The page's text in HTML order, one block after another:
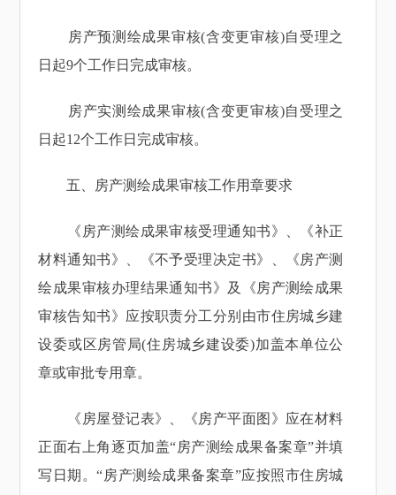
房产预测绘成果审核(含变更审核)自受理之
日起9个工作日完成审核。
房产实测绘成果审核(含变更审核)自受理之
日起12个工作日完成审核。
五、房产测绘成果审核工作用章要求
《房产测绘成果审核受理通知书》、《补正
材料通知书》、《不予受理决定书》、《房产测
绘成果审核办理结果通知书》及《房产测绘成果
审核告知书》应按职责分工分别由市住房城乡建
设委或区房管局(住房城乡建设委)加盖本单位公
章或审批专用章。
《房屋登记表》、《房产平面图》应在材料
正面右上角逐页加盖“房产测绘成果备案章”并填
写日期。“房产测绘成果备案章”应按照市住房城